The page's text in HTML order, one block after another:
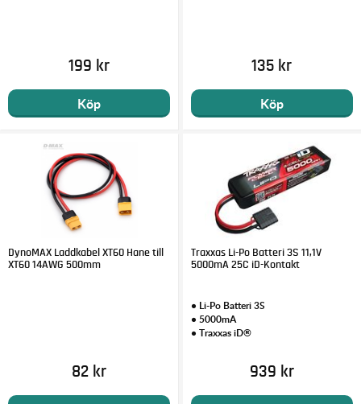
199 kr
Köp
135 kr
Köp
DynoMAX Laddkabel XT60 Hane till
XT60 14AWG 500mm
82 kr
Traxxas Li-Po Batteri 3S 11,1V
5000mA 25C iD-Kontakt
• Li-Po Batteri 3S
• 5000mA
• Traxxas iD®
939 kr